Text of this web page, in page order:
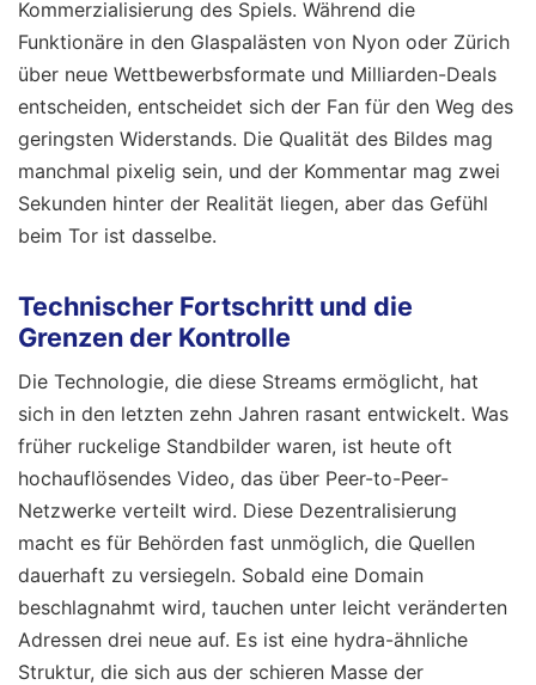
Kommerzialisierung des Spiels. Während die
Funktionäre in den Glaspalästen von Nyon oder Zürich
über neue Wettbewerbsformate und Milliarden-Deals
entscheiden, entscheidet sich der Fan für den Weg des
geringsten Widerstands. Die Qualität des Bildes mag
manchmal pixelig sein, und der Kommentar mag zwei
Sekunden hinter der Realität liegen, aber das Gefühl
beim Tor ist dasselbe.
Technischer Fortschritt und die
Grenzen der Kontrolle
Die Technologie, die diese Streams ermöglicht, hat
sich in den letzten zehn Jahren rasant entwickelt. Was
früher ruckelige Standbilder waren, ist heute oft
hochauflösendes Video, das über Peer-to-Peer-
Netzwerke verteilt wird. Diese Dezentralisierung
macht es für Behörden fast unmöglich, die Quellen
dauerhaft zu versiegeln. Sobald eine Domain
beschlagnahmt wird, tauchen unter leicht veränderten
Adressen drei neue auf. Es ist eine hydra-ähnliche
Struktur, die sich aus der schieren Masse der